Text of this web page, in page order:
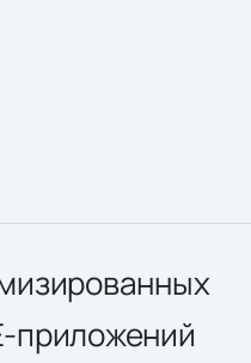
приложений